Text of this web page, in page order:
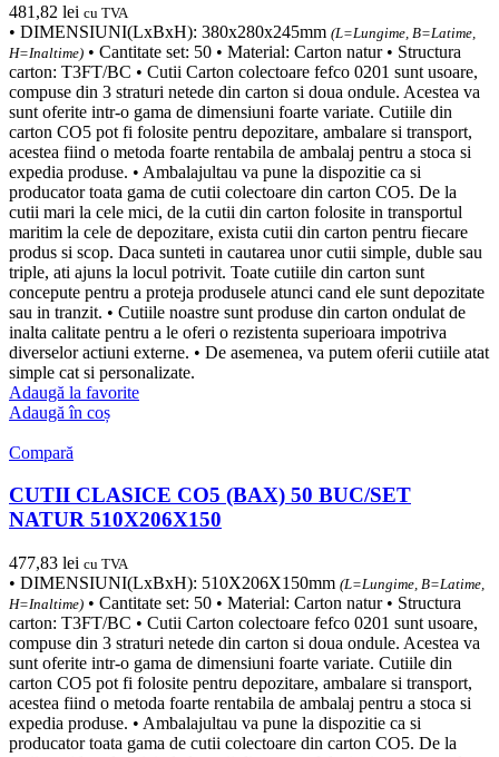
481,82 lei cu TVA
• DIMENSIUNI(LxBxH): 380x280x245mm (L=Lungime, B=Latime,
H=Inaltime) • Cantitate set: 50 • Material: Carton natur • Structura
carton: T3FT/BC • Cutii Carton colectoare fefco 0201 sunt usoare,
compuse din 3 straturi netede din carton si doua ondule. Acestea va
sunt oferite intr-o gama de dimensiuni foarte variate. Cutiile din
carton CO5 pot fi folosite pentru depozitare, ambalare si transport,
acestea fiind o metoda foarte rentabila de ambalaj pentru a stoca si
expedia produse. • Ambalajultau va pune la dispozitie ca si
producator toata gama de cutii colectoare din carton CO5. De la
cutii mari la cele mici, de la cutii din carton folosite in transportul
maritim la cele de depozitare, exista cutii din carton pentru fiecare
produs si scop. Daca sunteti in cautarea unor cutii simple, duble sau
triple, ati ajuns la locul potrivit. Toate cutiile din carton sunt
concepute pentru a proteja produsele atunci cand ele sunt depozitate
sau in tranzit. • Cutiile noastre sunt produse din carton ondulat de
inalta calitate pentru a le oferi o rezistenta superioara impotriva
diverselor actiuni externe. • De asemenea, va putem oferii cutiile atat
simple cat si personalizate.
Adaugă la favorite
Adaugă în coș
Compară
CUTII CLASICE CO5 (BAX) 50 BUC/SET
NATUR 510X206X150
477,83 lei cu TVA
• DIMENSIUNI(LxBxH): 510X206X150mm (L=Lungime, B=Latime,
H=Inaltime) • Cantitate set: 50 • Material: Carton natur • Structura
carton: T3FT/BC • Cutii Carton colectoare fefco 0201 sunt usoare,
compuse din 3 straturi netede din carton si doua ondule. Acestea va
sunt oferite intr-o gama de dimensiuni foarte variate. Cutiile din
carton CO5 pot fi folosite pentru depozitare, ambalare si transport,
acestea fiind o metoda foarte rentabila de ambalaj pentru a stoca si
expedia produse. • Ambalajultau va pune la dispozitie ca si
producator toata gama de cutii colectoare din carton CO5. De la